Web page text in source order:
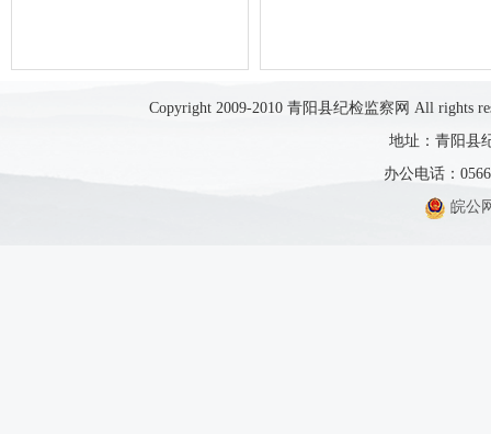
Copyright 2009-2010 青阳县纪检监察网 All rights
地址：青阳县
办公电话：
皖公